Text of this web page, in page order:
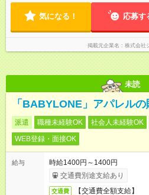
ません
気になる！ 応募す
掲載元企業名 株式会社
未読
「BABYLONE」アパレル
派遣 職種未経験OK 社会人未経験OK
WEB登録・面接OK
給与
時給1400円～1400円
交通費別途支給あり
交通費 【交通費全額支給】